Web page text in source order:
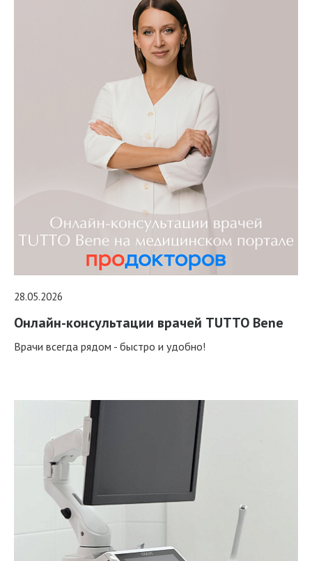
28.05.2026
Онлайн-консультации врачей TUTTO Bene
Врачи всегда рядом - быстро и удобно!